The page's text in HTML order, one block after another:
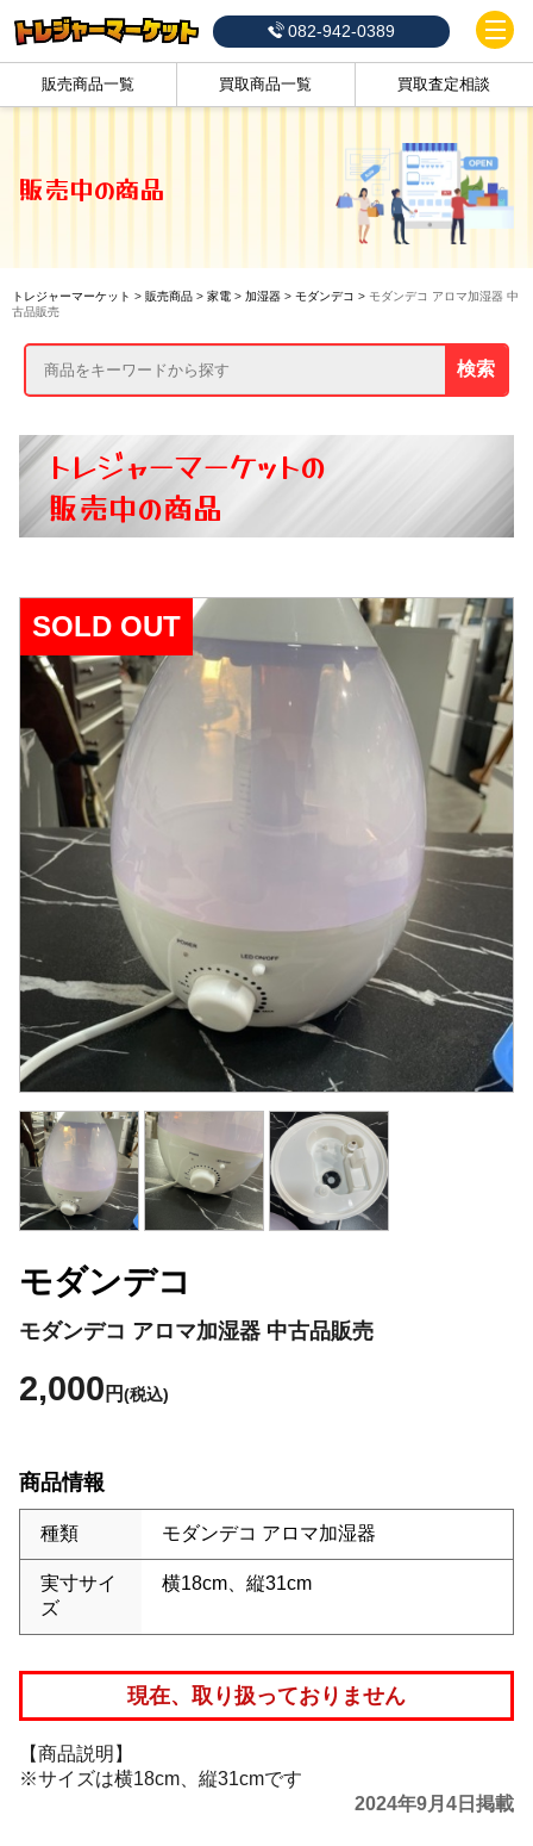
082-942-0389
販売商品一覧 買取商品一覧 買取査定相談
販売中の商品
トレジャーマーケット > 販売商品> 家電> 加湿器> モダンデコ > モダンデコ アロマ加湿器 中
古品販売
検索
トレジャーマーケットの
販売中の商品
モダンデコ
モダンデコ アロマ加湿器 中古品販売
2,000 円(税込)
商品情報
種類 モダンデコ アロマ加湿器
実寸サイ
ズ
横18cm、縦31cm
現在、取り扱っておりません
【商品説明】
※サイズは横18cm、縦31cmです
2024年9月4日掲載
SOLD OUT